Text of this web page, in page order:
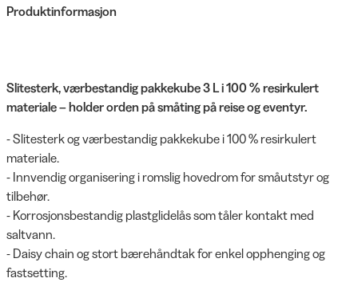
Produktinformasjon
Slitesterk, værbestandig pakkekube 3 L i 100 % resirkulert
materiale – holder orden på småting på reise og eventyr.
- Slitesterk og værbestandig pakkekube i 100 % resirkulert
materiale.
- Innvendig organisering i romslig hovedrom for småutstyr og
tilbehør.
- Korrosjonsbestandig plastglidelås som tåler kontakt med
saltvann.
- Daisy chain og stort bærehåndtak for enkel opphenging og
fastsetting.